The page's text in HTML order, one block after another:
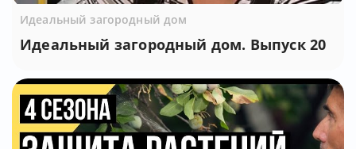
Идеальный загородный дом
Идеальный загородный дом. Выпуск 20